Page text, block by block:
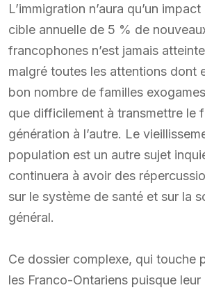
L’immigration n’aura qu’un
cible annuelle de 5 % de
francophones n’est jamais
malgré toutes les attentions dont
bon nombre de familles
que difficilement à transmettre le
génération à l’autre. Le
population est un autre sujet
continuera à avoir des
sur le système de santé et sur la
général.
Ce dossier complexe, qui touche
les Franco-Ontariens puisque